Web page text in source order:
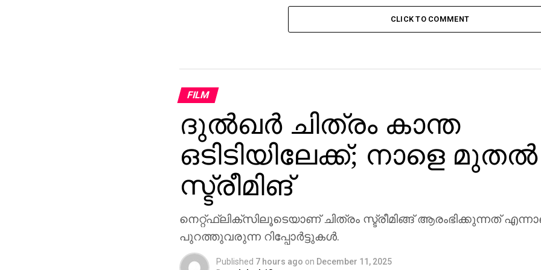
CLICK TO COMMENT
FILM
ദുല്‍ഖര്‍ ചിത്രം കാന്ത
ഒടിടിയിലേക്ക്; നാളെ മുതല്‍
സ്ട്രീമിങ്
നെറ്റ്ഫ്‌ലിക്‌സിലൂടെയാണ് ചിത്രം സ്ട്രീമിങ്ങ് ആരംഭിക്കുന്നത്
പുറത്തുവരുന്ന റിപ്പോര്‍ട്ടുകള്‍.
Published 7 hours ago on December 11, 2025